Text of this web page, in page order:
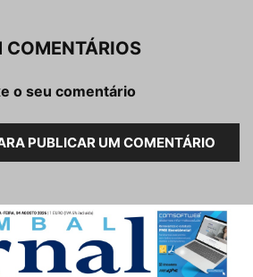
COMENTÁRIOS
o seu comentário
PUBLICAR UM COMENTÁRIO